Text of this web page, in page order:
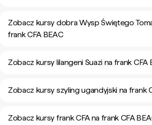
Zobacz kursy dobra Wysp Świętego
frank CFA BEAC
Zobacz kursy lilangeni Suazi na frank CFA
Zobacz kursy szyling ugandyjski na frank
Zobacz kursy frank CFA na frank CFA